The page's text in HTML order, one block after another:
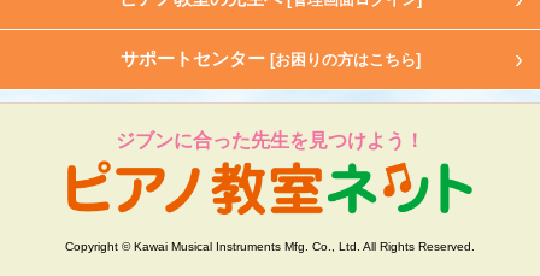
サポートセンター [お困りの方はこちら]
ジブンに合った先生を見つけよう！
Copyright © Kawai Musical Instruments Mfg. Co., Ltd. All Rights Reserved.